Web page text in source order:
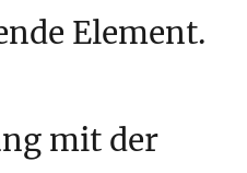
Element.
mit der